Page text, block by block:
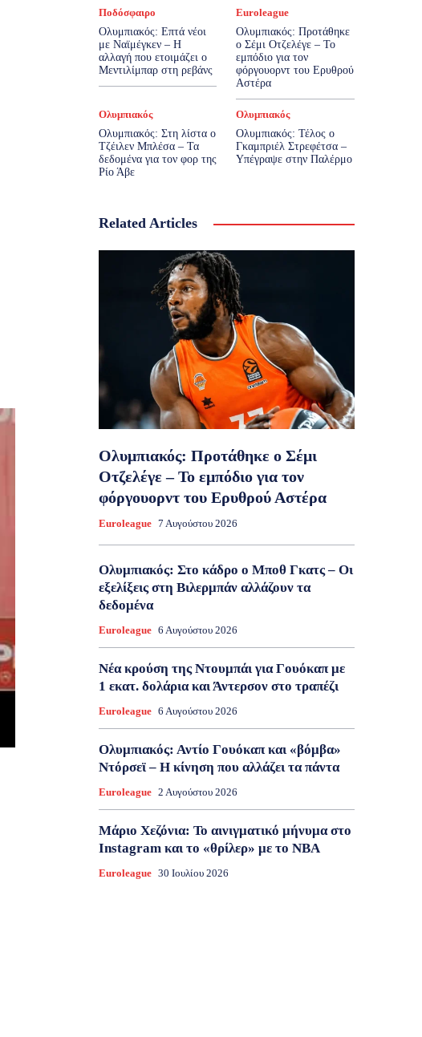
Ποδόσφαιρο
Ολυμπιακός: Επτά νέοι
με Ναϊμέγκεν – Η
αλλαγή που ετοιμάζει ο
Μεντιλίμπαρ στη ρεβάνς
Euroleague
Ολυμπιακός: Προτάθηκε
ο Σέμι Οτζελέγε – Το
εμπόδιο για τον
φόργουορντ του Ερυθρού
Αστέρα
Ολυμπιακός
Ολυμπιακός: Στη λίστα ο
Τζέιλεν Μπλέσα – Τα
δεδομένα για τον φορ της
Ρίο Άβε
Ολυμπιακός
Ολυμπιακός: Τέλος ο
Γκαμπριέλ Στρεφέτσα –
Υπέγραψε στην Παλέρμο
Related Articles
Ολυμπιακός: Προτάθηκε ο Σέμι
Οτζελέγε – Το εμπόδιο για τον
φόργουορντ του Ερυθρού Αστέρα
Euroleague 7 Αυγούστου 2026
Ολυμπιακός: Στο κάδρο ο Μποθ Γκατς – Οι
εξελίξεις στη Βιλερμπάν αλλάζουν τα
δεδομένα
Euroleague 6 Αυγούστου 2026
Νέα κρούση της Ντουμπάι για Γουόκαπ με
1 εκατ. δολάρια και Άντερσον στο τραπέζι
Euroleague 6 Αυγούστου 2026
Ολυμπιακός: Αντίο Γουόκαπ και «βόμβα»
Ντόρσεϊ – Η κίνηση που αλλάζει τα πάντα
Euroleague 2 Αυγούστου 2026
Μάριο Χεζόνια: Το αινιγματικό μήνυμα στο
Instagram και το «θρίλερ» με το NBA
Euroleague 30 Ιουλίου 2026